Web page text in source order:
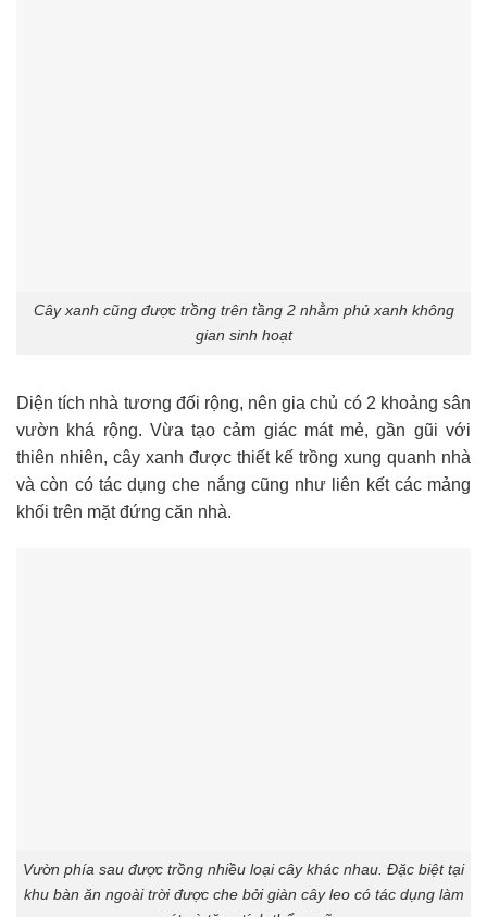
Cây xanh cũng được trồng trên tầng 2 nhằm phủ xanh không
gian sinh hoạt
Diện tích nhà tương đối rộng, nên gia chủ có 2 khoảng sân
vườn khá rộng. Vừa tạo cảm giác mát mẻ, gần gũi với
thiên nhiên, cây xanh được thiết kế trồng xung quanh nhà
và còn có tác dụng che nắng cũng như liên kết các mảng
khối trên mặt đứng căn nhà.
Vườn phía sau được trồng nhiều loại cây khác nhau. Đặc biệt tại
khu bàn ăn ngoài trời được che bởi giàn cây leo có tác dụng làm